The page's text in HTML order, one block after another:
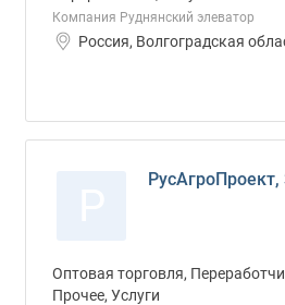
Компания Руднянский элеватор
Россия, Волгоградская
Оптовая торговля,
Прочее, Услуги